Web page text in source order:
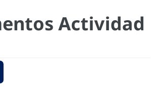
Actividad